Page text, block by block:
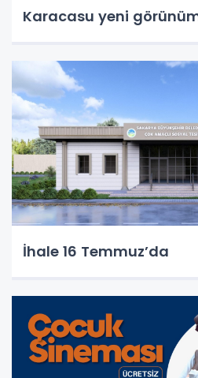
Karacasu yeni
İhale 16 Temmuz’da